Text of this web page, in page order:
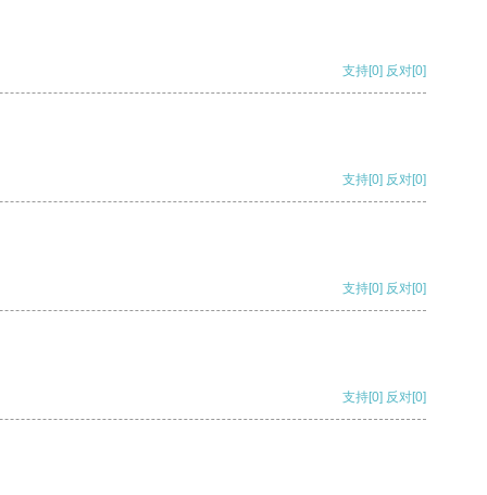
支持[0] 反对[0]
支持[0] 反对[0]
支持[0] 反对[0]
支持[0] 反对[0]